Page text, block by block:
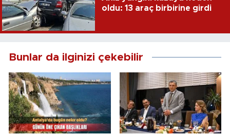
oldu: 13 araç birbirine girdi
Bunlar da ilginizi çekebilir